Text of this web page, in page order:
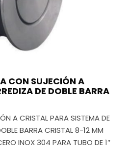
CON SUJECIÓN A
DE DOBLE BARRA
A CRISTAL PARA SISTEMA DE
BARRA CRISTAL 8-12 MM
INOX 304 PARA TUBO DE 1″